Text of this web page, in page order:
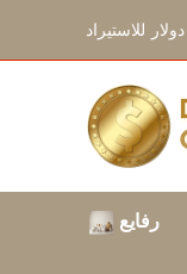
دولار للاستيراد
رفايع